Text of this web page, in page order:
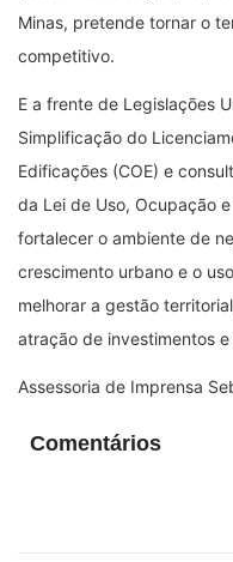
Minas, pretende tornar o
competitivo.
E a frente de Legislações
Simplificação do
Edificações (COE) e
da Lei de Uso, Ocupação
fortalecer o ambiente de
crescimento urbano e o
melhorar a gestão
atração de investimentos
Assessoria de Imprensa
Comentários